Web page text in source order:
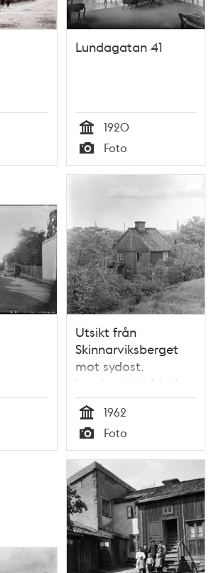
Lundagatan 41
Tid
1920
Typ
Foto
Utsikt från
Skinnarviksberget
mot sydost.
Lundagatan 14, den
s.k. Tietzens fåfänga
Tid
1962
Typ
Foto